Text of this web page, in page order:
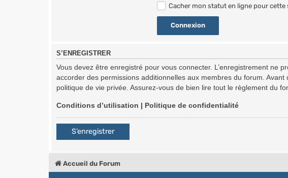
Cacher mon statut en ligne pour cette
S’ENREGISTRER
Vous devez être enregistré pour vous connecter. L’enregistrement ne
accorder des permissions additionnelles aux membres du forum.
politique de vie privée. Assurez-vous de bien lire tout le règlement du
Conditions d’utilisation | Politique de confidentialité
S’enregistrer
Accueil du Forum